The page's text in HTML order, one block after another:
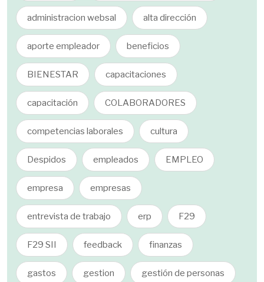
administracion websal alta dirección
aporte empleador beneficios
BIENESTAR capacitaciones
capacitación COLABORADORES
competencias laborales cultura
Despidos empleados EMPLEO
empresa empresas
entrevista de trabajo erp F29
F29 SII feedback finanzas
gastos gestion gestión de personas